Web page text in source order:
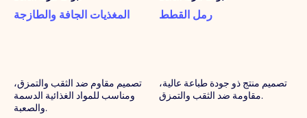
المغذيات الجافة والطازجة
تصميم مقاوم ضد الثقب والتمزق،
ومناسب للمواد الغذائية الدسمة
والصعبة.
رمل القطط
تصميم منتج ذو جودة طباعة عالية،
مقاومة ضد الثقب والتمزق.